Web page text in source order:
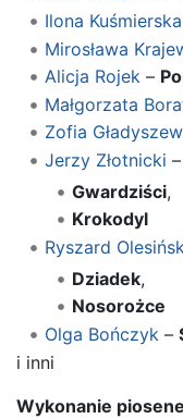
Ilona Kuśmierska
Mirosława
Alicja Rojek–
Małgorzata
Zofia
Jerzy Złotnicki –
Gwardziści,
Krokodyl
Ryszard
Dziadek,
Nosorożce
Olga Bończyk –
i inni
Wykonanie